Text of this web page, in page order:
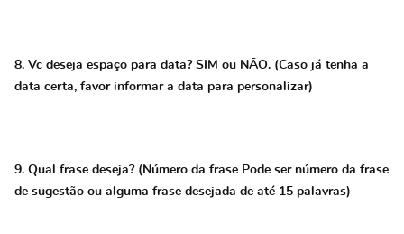
8. Vc deseja espaço para data? SIM ou NÃO. (Caso já tenha a
data certa, favor informar a data para personalizar)
9. Qual frase deseja? (Número da frase Pode ser número da frase
de sugestão ou alguma frase desejada de até 15 palavras)